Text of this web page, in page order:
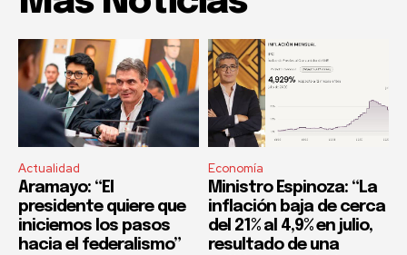
Actualidad
Aramayo: “El
presidente quiere que
iniciemos los pasos
hacia el federalismo”
Economía
Ministro Espinoza: “La
inflación baja de cerca
del 21% al 4,9% en julio,
resultado de una